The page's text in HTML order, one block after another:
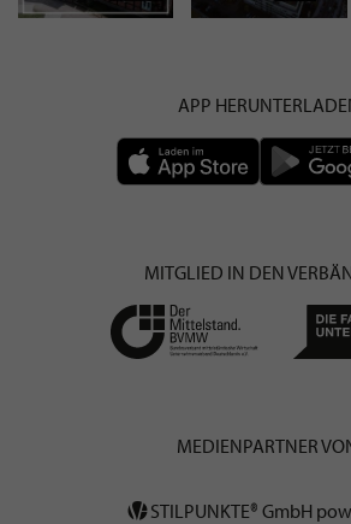
APP
MITGLIED IN DEN
MEDIENPARTNER
STILPUNKTE® GmbH